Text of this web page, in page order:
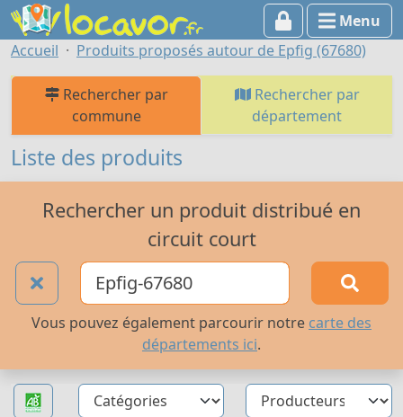
Menu
Accueil
Produits proposés autour de Epfig (67680)
Rechercher par
commune
Rechercher par
département
Liste des produits
Rechercher un produit distribué en
circuit court
Vous pouvez également parcourir notre carte des
départements ici.